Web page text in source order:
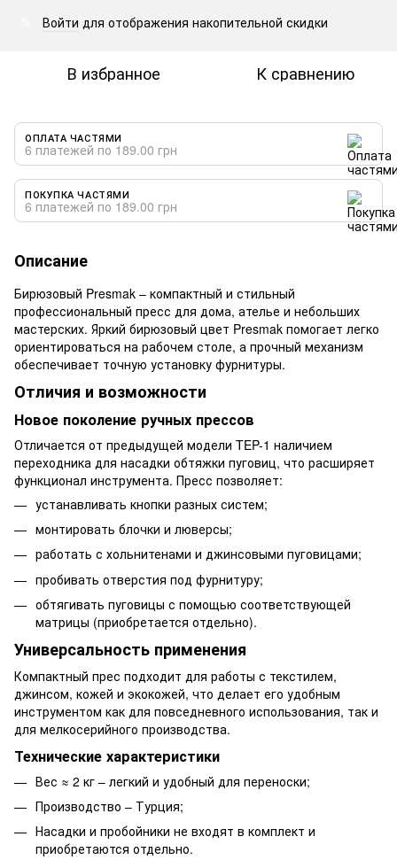
Войти для отображения накопительной скидки
В избранное К сравнению
ОПЛАТА ЧАСТЯМИ
6 платежей по 189.00 грн
ПОКУПКА ЧАСТЯМИ
6 платежей по 189.00 грн
Описание
Бирюзовый Presmak – компактный и стильный
профессиональный пресс для дома, ателье и небольших
мастерских. Яркий бирюзовый цвет Presmak помогает легко
ориентироваться на рабочем столе, а прочный механизм
обеспечивает точную установку фурнитуры.
Отличия и возможности
Новое поколение ручных прессов
Отличается от предыдущей модели TEP-1 наличием
переходника для насадки обтяжки пуговиц, что расширяет
функционал инструмента. Пресс позволяет:
устанавливать кнопки разных систем;
монтировать блочки и люверсы;
работать с хольнитенами и джинсовыми пуговицами;
пробивать отверстия под фурнитуру;
обтягивать пуговицы с помощью соответствующей
матрицы (приобретается отдельно).
Универсальность применения
Компактный прес подходит для работы с текстилем,
джинсом, кожей и экокожей, что делает его удобным
инструментом как для повседневного использования, так и
для мелкосерийного производства.
Технические характеристики
Вес ≈ 2 кг – легкий и удобный для переноски;
Производство – Турция;
Насадки и пробойники не входят в комплект и
приобретаются отдельно.